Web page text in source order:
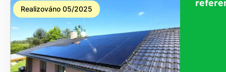
Realizováno 05/2025